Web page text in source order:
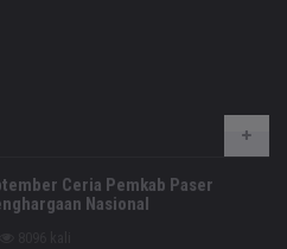
Ceria Pemkab Paser
Nasional